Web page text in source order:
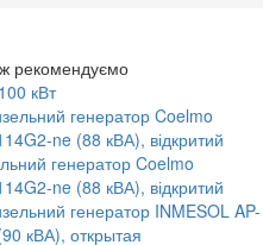
рекомендуємо
кВт
генератор Coelmo
ne (88 кВА), відкритий